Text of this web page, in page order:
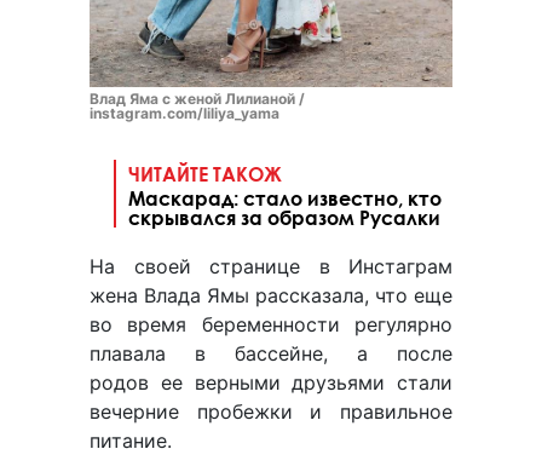
Влад Яма с женой Лилианой /
instagram.com/liliya_yama
ЧИТАЙТЕ ТАКОЖ
Маскарад: стало известно, кто
скрывался за образом Русалки
На своей странице в Инстаграм
жена Влада Ямы рассказала, что еще
во время беременности регулярно
плавала в бассейне, а после
родов ее верными друзьями стали
вечерние пробежки и правильное
питание.